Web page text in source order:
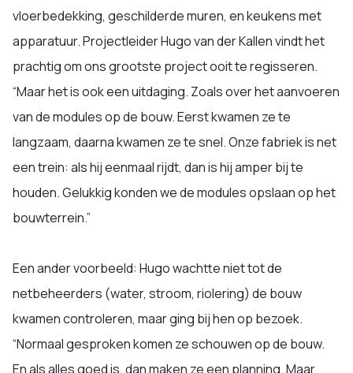
vloerbedekking, geschilderde muren, en keukens met
apparatuur. Projectleider Hugo van der Kallen vindt het
prachtig om ons grootste project ooit te regisseren.
“Maar het is ook een uitdaging. Zoals over het aanvoeren
van de modules op de bouw. Eerst kwamen ze te
langzaam, daarna kwamen ze te snel. Onze fabriek is net
een trein: als hij eenmaal rijdt, dan is hij amper bij te
houden. Gelukkig konden we de modules opslaan op het
bouwterrein.”
Een ander voorbeeld: Hugo wachtte niet tot de
netbeheerders (water, stroom, riolering) de bouw
kwamen controleren, maar ging bij hen op bezoek.
“Normaal gesproken komen ze schouwen op de bouw.
En als alles goed is, dan maken ze een planning. Maar